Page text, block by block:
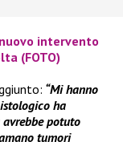
intervento
(FOTO)
“Mi hanno
istologico ha
potuto
tumori